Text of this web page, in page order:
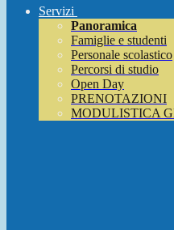
Servizi
Panoramica
Famiglie e studenti
Personale scolastico
Percorsi di studio
Open Day
PRENOTAZIONI
MODULISTICA